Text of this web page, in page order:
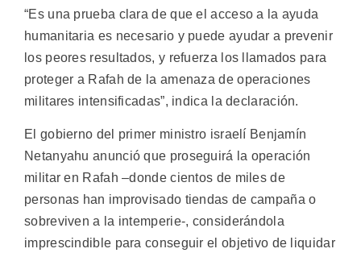
“Es una prueba clara de que el acceso a la ayuda
humanitaria es necesario y puede ayudar a prevenir
los peores resultados, y refuerza los llamados para
proteger a Rafah de la amenaza de operaciones
militares intensificadas”, indica la declaración.
El gobierno del primer ministro israelí Benjamín
Netanyahu anunció que proseguirá la operación
militar en Rafah –donde cientos de miles de
personas han improvisado tiendas de campaña o
sobreviven a la intemperie-, considerándola
imprescindible para conseguir el objetivo de liquidar